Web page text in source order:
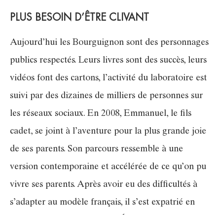
PLUS BESOIN D’ÊTRE CLIVANT
Aujourd’hui les Bourguignon sont des personnages
publics respectés. Leurs livres sont des succès, leurs
vidéos font des cartons, l’activité du laboratoire est
suivi par des dizaines de milliers de personnes sur
les réseaux sociaux. En 2008, Emmanuel, le fils
cadet, se joint à l’aventure pour la plus grande joie
de ses parents. Son parcours ressemble à une
version contemporaine et accélérée de ce qu’on pu
vivre ses parents. Après avoir eu des difficultés à
s’adapter au modèle français, il s’est expatrié en